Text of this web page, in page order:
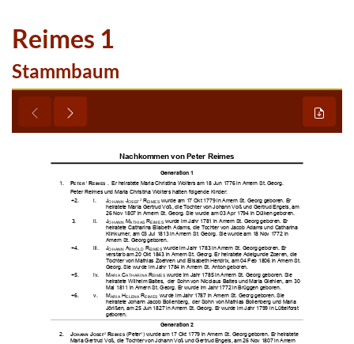
Reimes 1
Stammbaum


    


      

     




     




     




     





        

